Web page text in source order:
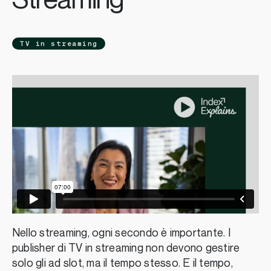
TV in streaming
Nello streaming, ogni secondo è importante. I
publisher di TV in streaming non devono gestire
solo gli ad slot, ma il tempo stesso. E il tempo,